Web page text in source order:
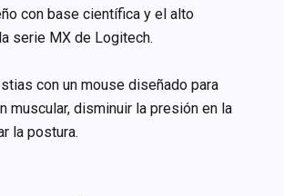
con base científica y el alto
serie MX de Logitech.
con un mouse diseñado para
muscular, disminuir la presión en la
la postura.